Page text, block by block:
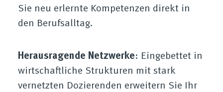
Sie neu erlernte Kompetenzen direkt in
den Berufsalltag.
Herausragende Netzwerke: Eingebettet in
wirtschaftliche Strukturen mit stark
vernetzten Dozierenden erweitern Sie Ihr